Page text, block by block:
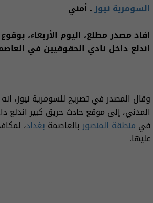
السومرية نيوزـ أمني
افاد مصدر مطلع، اليوم الأربعاء،
اندلع داخل نادي الحقوقيين في
وقال المصدر في تصريح للسومرية نيوز،
المدني، إلى موقع حادث حريق كبير اندلع
في منطقة المنصوربالعاصمة بغداد،
عليها.